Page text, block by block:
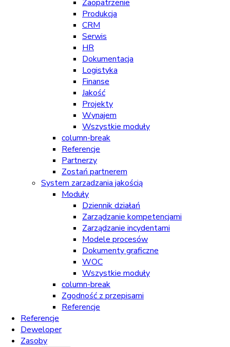
Zaopatrzenie
Produkcja
CRM
Serwis
HR
Dokumentacja
Logistyka
Finanse
Jakość
Projekty
Wynajem
Wszystkie moduły
column-break
Referencje
Partnerzy
Zostań partnerem
System zarzadzania jakością
Moduły
Dziennik działań
Zarządzanie kompetencjami
Zarządzanie incydentami
Modele procesów
Dokumenty graficzne
WOC
Wszystkie moduły
column-break
Zgodność z przepisami
Referencje
Referencje
Deweloper
Zasoby